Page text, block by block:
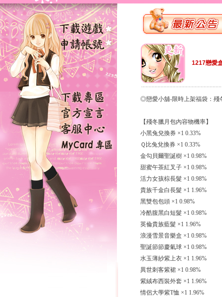
1217戀愛
◎戀愛小舖-限時上架福袋：殘
【殘冬臘月包內容物機率】
小黑兔兌換券 ×1 0.33%
Ｑ比兔兌換券 ×1 0.33%
金勾貝爾聖誕樹 ×1 0.98%
甜蜜午茶紅叉子 ×1 0.98%
活力女孩棕長髮 ×1 0.98%
貴族千金白長髮 ×1 1.96%
黑雙包包頭 ×1 0.98%
冷酷腹黑白短髮 ×1 0.98%
英倫貴族藍髮 ×1 1.96%
浪漫雪景音樂盒 ×1 0.98%
聖誕節節慶氣球 ×1 0.98%
水玉薄紗紫上衣 ×1 1.96%
異世刺客紫裙 ×1 0.98%
紫絨布西裝外套 ×1 1.96%
情侶大學紫T恤 ×1 1.96%